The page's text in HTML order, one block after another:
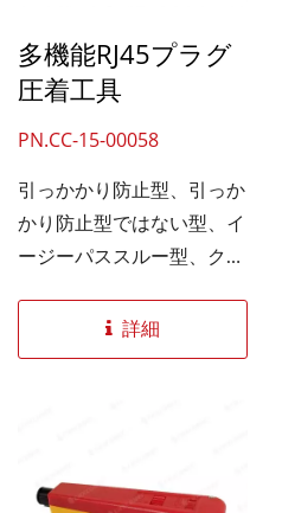
に組み立てを完了できま
す。組み立て手順に従って
ください。RJ45終端ツー
ルを使用すると、より大き
できますRJ45フラットケ
ーブルを使ったコネクタ
は、簡単に自分で作れま
す！
多機能RJ45プラグ
圧着工具
PN.CC-15-00058
引っかかり防止型、引っか
かり防止型ではない型、イ
ージーパススルー型、クロ
対応した3-in-1タイプの圧
着工具です。スムーズな動
続できます。 もう...
詳細